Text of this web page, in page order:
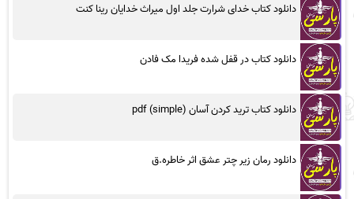
دانلود کتاب خدای شرارت جلد اول میراث خدایان رینا کنت
دانلود کتاب در قفل شده فریدا مک فادن
دانلود کتاب ترید کردن آسان (simple) pdf
دانلود رمان زیر چتر عشق اثر خاطره.ق